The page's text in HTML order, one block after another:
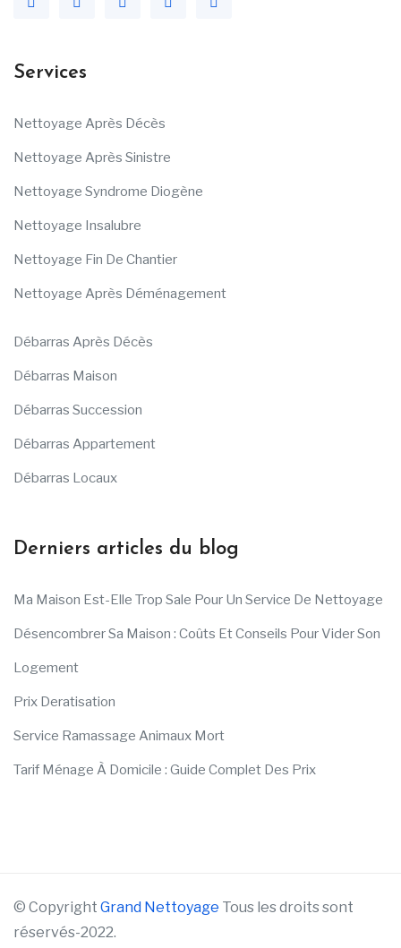
Services
Nettoyage Après Décès
Nettoyage Après Sinistre
Nettoyage Syndrome Diogène
Nettoyage Insalubre
Nettoyage Fin De Chantier
Nettoyage Après Déménagement
Débarras Après Décès
Débarras Maison
Débarras Succession
Débarras Appartement
Débarras Locaux
Derniers articles du blog
Ma Maison Est-Elle Trop Sale Pour Un Service De Nettoyage
Désencombrer Sa Maison : Coûts Et Conseils Pour Vider Son
Logement
Prix Deratisation
Service Ramassage Animaux Mort
Tarif Ménage À Domicile : Guide Complet Des Prix
© Copyright Grand Nettoyage Tous les droits sont
réservés-2022.